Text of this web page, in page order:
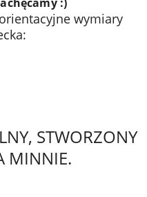
:)
wymiary
STWORZONY
MINNIE.